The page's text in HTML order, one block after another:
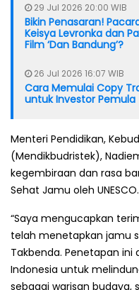
29 Jul 2026 20:00 WIB
Bikin Penasaran!
Keisya Levronka dan
Film ‘Dan Bandung’?
26 Jul 2026 16:07 WIB
Cara Memulai Copy
untuk Investor Pemula
Menteri Pendidikan,
(Mendikbudristek),
kegembiraan dan rasa
Sehat Jamu oleh UNESCO.
“Saya mengucapkan
telah menetapkan jamu
Takbenda. Penetapan
Indonesia untuk
sebagai warisan budaya,